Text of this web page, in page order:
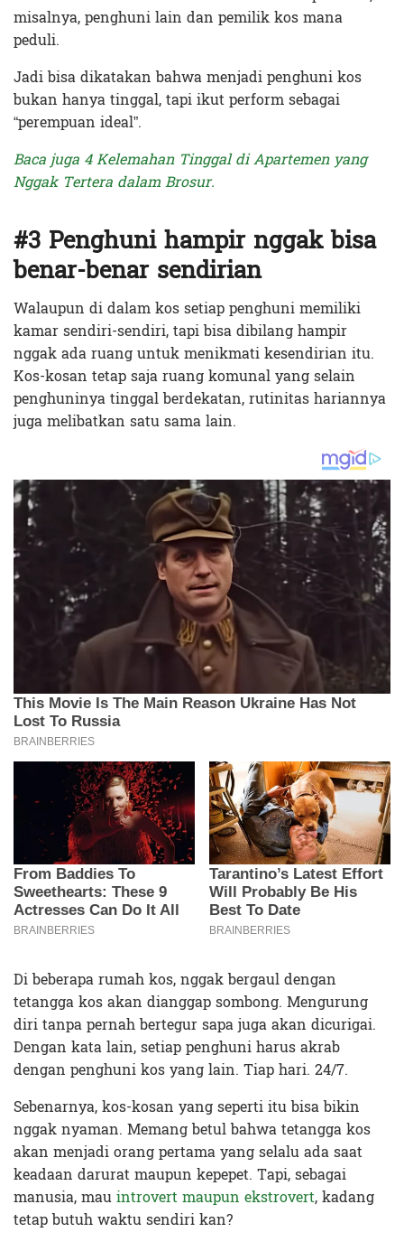
misalnya, penghuni lain dan pemilik kos mana
peduli.
Jadi bisa dikatakan bahwa menjadi penghuni kos
bukan hanya tinggal, tapi ikut perform sebagai
“perempuan ideal”.
Baca juga 4 Kelemahan Tinggal di Apartemen yang
Nggak Tertera dalam Brosur.
#3 Penghuni hampir nggak bisa
benar-benar sendirian
Walaupun di dalam kos setiap penghuni memiliki
kamar sendiri-sendiri, tapi bisa dibilang hampir
nggak ada ruang untuk menikmati kesendirian itu.
Kos-kosan tetap saja ruang komunal yang selain
penghuninya tinggal berdekatan, rutinitas hariannya
juga melibatkan satu sama lain.
Di beberapa rumah kos, nggak bergaul dengan
tetangga kos akan dianggap sombong. Mengurung
diri tanpa pernah bertegur sapa juga akan dicurigai.
Dengan kata lain, setiap penghuni harus akrab
dengan penghuni kos yang lain. Tiap hari. 24/7.
Sebenarnya, kos-kosan yang seperti itu bisa bikin
nggak nyaman. Memang betul bahwa tetangga kos
akan menjadi orang pertama yang selalu ada saat
keadaan darurat maupun kepepet. Tapi, sebagai
manusia, mauintrovert maupun ekstrovert, kadang
tetap butuh waktu sendiri kan?